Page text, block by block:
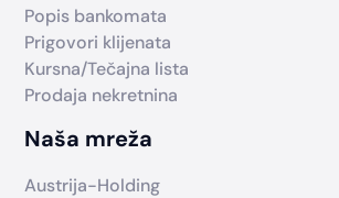
Popis bankomata
Prigovori klijenata
Kursna/Tečajna lista
Prodaja nekretnina
Naša mreža
Austrija-Holding